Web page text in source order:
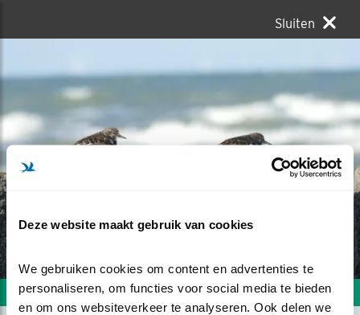
Deze website maakt gebruik van cookies
We gebruiken cookies om content en advertenties te
personaliseren, om functies voor social media te bieden
en om ons websiteverkeer te analyseren. Ook delen we
Sluiten
Volgende foto Vorige foto